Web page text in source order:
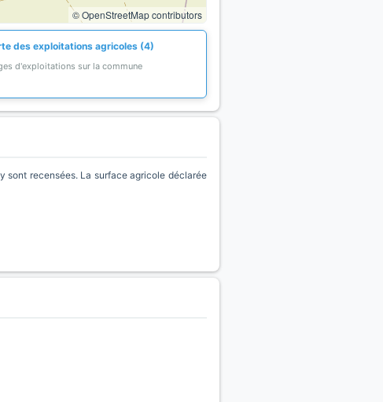
© OpenStreetMap contributors
des exploitations agricoles (4)
d'exploitations sur la commune
sont recensées. La surface agricole déclarée